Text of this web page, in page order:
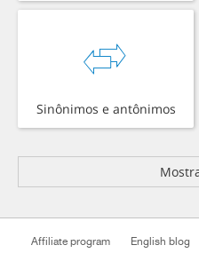
Sinônimos e antônimos
Affiliate program English blog